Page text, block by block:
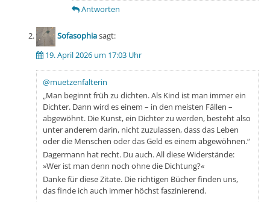
Antworten
Sofasophiasagt:
19. April 2026 um 17:03 Uhr
@muetzenfalterin
„Man beginnt früh zu dichten. Als Kind ist man immer ein
Dichter. Dann wird es einem – in den meisten Fällen –
abgewöhnt. Die Kunst, ein Dichter zu werden, besteht also
unter anderem darin, nicht zuzulassen, dass das Leben
oder die Menschen oder das Geld es einem abgewöhnen.“
Dagermann hat recht. Du auch. All diese Widerstände:
»Wer ist man denn noch ohne die Dichtung?«
Danke für diese Zitate. Die richtigen Bücher finden uns,
das finde ich auch immer höchst faszinierend.